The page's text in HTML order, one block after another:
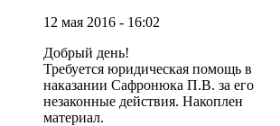
12 мая 2016 - 16:02
Добрый день!
Требуется юридическая помощь в
наказании Сафронюка П.В. за его
незаконные действия. Накоплен
материал.